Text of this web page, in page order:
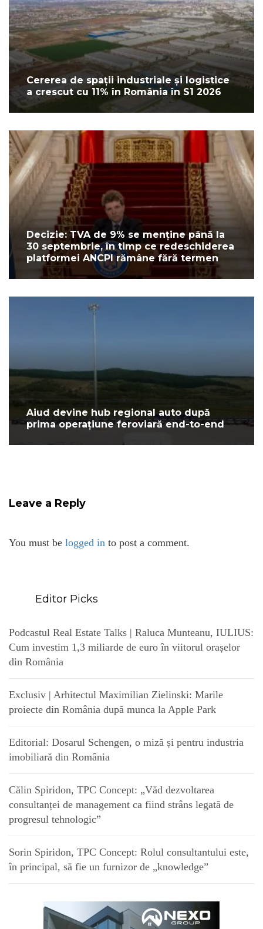
Cererea de spații industriale și logistice
a crescut cu 11% în România în S1 2026
Decizie: TVA de 9% se menține până la
30 septembrie, în timp ce redeschiderea
platformei ANCPI rămâne fără termen
Aiud devine hub regional auto după
prima operațiune feroviară end-to-end
Leave a Reply
You must be logged in to post a comment.
Editor Picks
Podcastul Real Estate Talks | Raluca Munteanu, IULIUS:
Cum investim 1,3 miliarde de euro în viitorul orașelor
din România
Exclusiv | Arhitectul Maximilian Zielinski: Marile
proiecte din România după munca la Apple Park
Editorial: Dosarul Schengen, o miză și pentru industria
imobiliară din România
Călin Spiridon, TPC Concept: „Văd dezvoltarea
consultanței de management ca fiind strâns legată de
progresul tehnologic”
Sorin Spiridon, TPC Concept: Rolul consultantului este,
în principal, să fie un furnizor de „knowledge”